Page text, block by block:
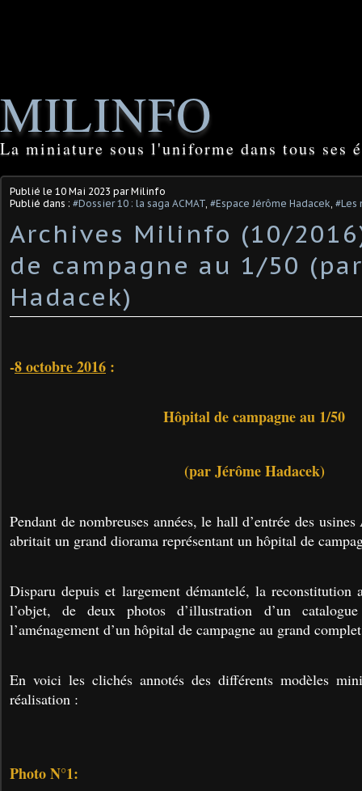
MILINFO
La miniature sous l'uniforme dans tous ses
Publié le 10 Mai 2023 par Milinfo
Publié dans : #Dossier 10 : la saga ACMAT, #Espace Jérôme Hadacek, #Les
Archives Milinfo (10/
de campagne au 1/50
Hadacek)
-8 octobre 2016 :
Hôpital de campagne au 1/50
(par Jérôme Hadacek)
Pendant de nombreuses années, le hall d’entrée des
abritait un grand diorama représentant un hôpital de
Disparu depuis et largement démantelé, la
l’objet, de deux photos d’illustration d’un
l’aménagement d’un hôpital de campagne au grand
En voici les clichés annotés des différents modèles
réalisation :
Photo N°1: